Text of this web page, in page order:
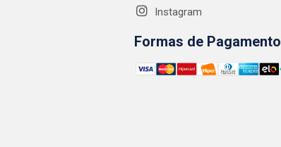
Instagram
Formas de Pagamento